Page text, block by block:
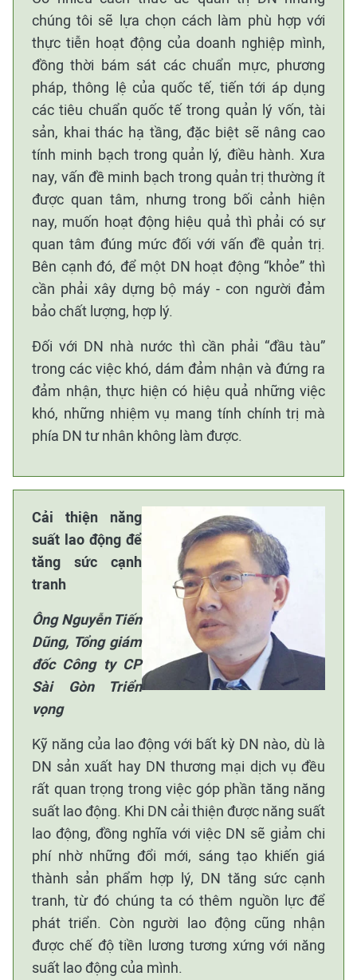
chúng tôi sẽ lựa chọn cách làm phù hợp với
thực tiễn hoạt động của doanh nghiệp mình,
đồng thời bám sát các chuẩn mực, phương
pháp, thông lệ của quốc tế, tiến tới áp dụng
các tiêu chuẩn quốc tế trong quản lý vốn, tài
sản, khai thác hạ tầng, đặc biệt sẽ nâng cao
tính minh bạch trong quản lý, điều hành. Xưa
nay, vấn đề minh bạch trong quản trị thường ít
được quan tâm, nhưng trong bối cảnh hiện
nay, muốn hoạt động hiệu quả thì phải có sự
quan tâm đúng mức đối với vấn đề quản trị.
Bên cạnh đó, để một DN hoạt động “khỏe” thì
cần phải xây dựng bộ máy - con người đảm
bảo chất lượng, hợp lý.
Đối với DN nhà nước thì cần phải “đầu tàu”
trong các việc khó, dám đảm nhận và đứng ra
đảm nhận, thực hiện có hiệu quả những việc
khó, những nhiệm vụ mang tính chính trị mà
phía DN tư nhân không làm được.
Cải thiện năng
suất lao động để
tăng sức cạnh
tranh
Ông Nguyễn Tiến
Dũng, Tổng giám
đốc Công ty CP
Sài Gòn Triển
vọng
Kỹ năng của lao động với bất kỳ DN nào, dù là
DN sản xuất hay DN thương mại dịch vụ đều
rất quan trọng trong việc góp phần tăng năng
suất lao động. Khi DN cải thiện được năng suất
lao động, đồng nghĩa với việc DN sẽ giảm chi
phí nhờ những đổi mới, sáng tạo khiến giá
thành sản phẩm hợp lý, DN tăng sức cạnh
tranh, từ đó chúng ta có thêm nguồn lực để
phát triển. Còn người lao động cũng nhận
được chế độ tiền lương tương xứng với năng
suất lao động của mình.